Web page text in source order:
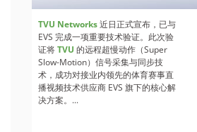
TVU Networks近日正式宣布，已与
EVS 完成一项重要技术验证。此次验
证将TVU 的远程超慢动作（Super
Slow-Motion）信号采集与同步技
术，成功对接业内领先的体育赛事直
播视频技术供应商 EVS 旗下的核心解
决方案。...